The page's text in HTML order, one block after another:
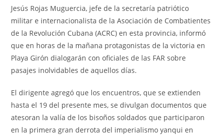
Jesús Rojas Muguercia, jefe de la secretaría patriótico
militar e internacionalista de la Asociación de Combatientes
de la Revolución Cubana (ACRC) en esta provincia, informó
que en horas de la mañana protagonistas de la victoria en
Playa Girón dialogarán con oficiales de las FAR sobre
pasajes inolvidables de aquellos días.
El dirigente agregó que los encuentros, que se extienden
hasta el 19 del presente mes, se divulgan documentos que
atesoran la valía de los bisoños soldados que participaron
en la primera gran derrota del imperialismo yanqui en